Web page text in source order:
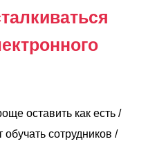
оставить как есть /
обучать сотрудников /